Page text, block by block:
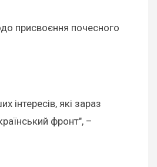
присвоєння почесного
інтересів, які зараз
фронт", –